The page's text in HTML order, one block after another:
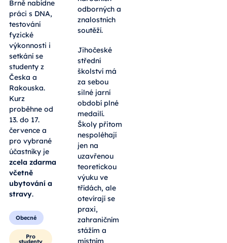
Brně nabídne
práci s DNA,
testování
fyzické
výkonnosti i
setkání se
studenty z
Česka a
Rakouska.
Kurz
proběhne od
13. do 17.
července a
pro vybrané
účastníky je
zcela zdarma
včetně
ubytování a
stravy.
Obecné
Pro
studenty
odborných a
znalostních
soutěží.
Jihočeské
střední
školství má
za sebou
silné jarní
období plné
medailí.
Školy přitom
nespoléhají
jen na
uzavřenou
teoretickou
výuku ve
třídách, ale
otevírají se
praxi,
zahraničním
stážím a
místním